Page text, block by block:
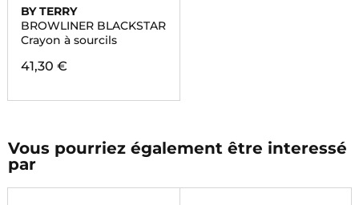
BY TERRY
BROWLINER BLACKSTAR
Crayon à sourcils
41,30 €
Vous pourriez également être interessé
par